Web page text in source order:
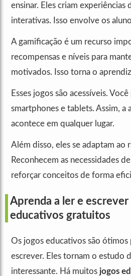
ensinar. Eles criam experiências
interativas. Isso envolve os
A gamificação é um recurso
recompensas e níveis para
motivados. Isso torna o
Esses jogos são acessíveis.
smartphones e tablets. Assim, a
acontece em qualquer lugar.
Além disso, eles se adaptam ao
Reconhecem as necessidades
reforçar conceitos de forma
Aprenda a ler e
educativos gratuitos
Os jogos educativos são ótimos
escrever. Eles tornam o estudo
interessante. Há muitos jogos